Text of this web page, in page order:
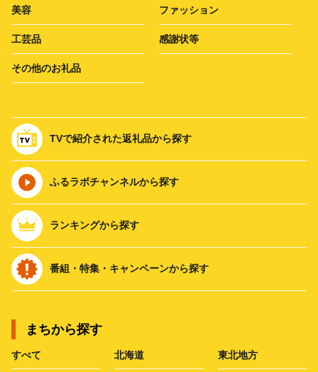
美容 ファッション
工芸品 感謝状等
その他のお礼品
TVで紹介された返礼品から探す
ふるラボチャンネルから探す
ランキングから探す
番組・特集・キャンペーンから探す
まちから探す
すべて 北海道 東北地方